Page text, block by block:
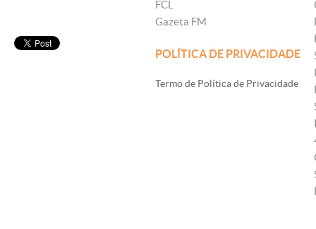
FCL
Gazeta FM
POLÍTICA DE PRIVACIDADE
Termo de Política de Privacidade